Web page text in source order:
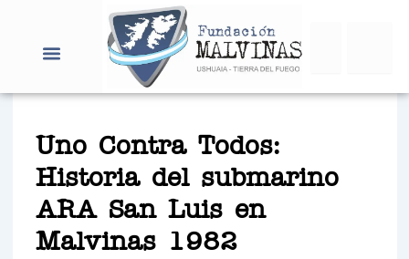
contenido
Uno Contra Todos:
Historia del submarino
ARA San Luis en
Malvinas 1982